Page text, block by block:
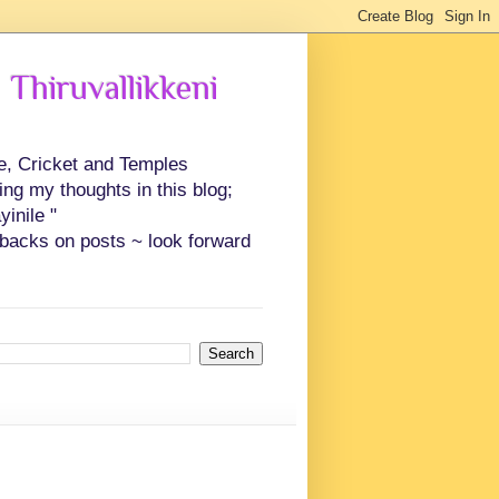
Thiruvallikkeni
Cricket and Temples
my thoughts in this blog;
"
on posts ~ look forward